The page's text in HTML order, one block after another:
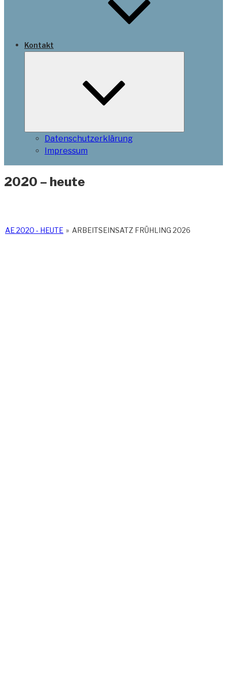
Kontakt
Datenschutzerklärung
Impressum
2020 – heute
AE 2020 - HEUTE » ARBEITSEINSATZ FRÜHLING 2026